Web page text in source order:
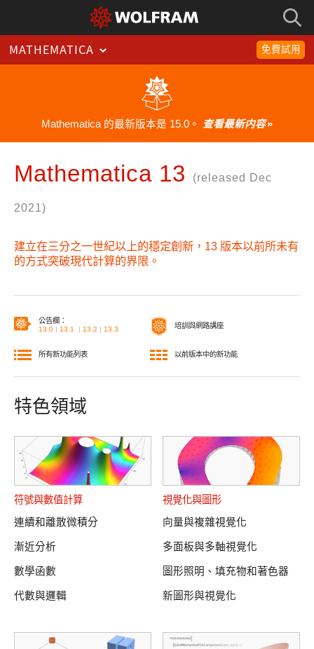
MATHEMATICA 免費試用
Mathematica 的最新版本是 15.0。 查看最新内容»
Mathematica 13 (released Dec
2021)
建立在三分之一世紀以上的穩定創新，13 版本以前所未有
的方式突破現代計算的界限。
公告欄：
13.0 | 13.1 | 13.2 | 13.3 培訓與網路講座
所有新功能列表 以前版本中的新功能
特色領域
符號與數值計算
連續和離散微積分
漸近分析
數學函數
代數與邏輯
視覺化與圖形
向量與複雜視覺化
多面板與多軸視覺化
圖形照明、填充物和著色器
新圖形與視覺化